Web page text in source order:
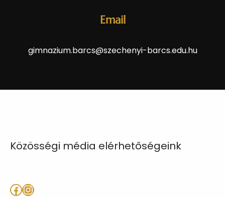
Email
gimnazium.barcs@szechenyi-barcs.edu.hu
Közösségi média elérhetőségeink
Facebook Instagram